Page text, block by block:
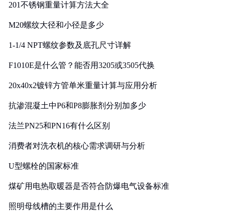
201不锈钢重量计算方法大全
M20螺纹大径和小径是多少
1-1/4 NPT螺纹参数及底孔尺寸详解
F1010E是什么管？能否用3205或3505代换
20x40x2镀锌方管单米重量计算与应用分析
抗渗混凝土中P6和P8膨胀剂分别加多少
法兰PN25和PN16有什么区别
消费者对洗衣机的核心需求调研与分析
U型螺栓的国家标准
煤矿用电热取暖器是否符合防爆电气设备标准
照明母线槽的主要作用是什么